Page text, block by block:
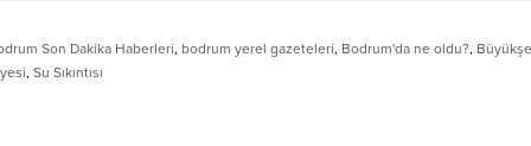
Son Dakika Haberleri, bodrum yerel gazeteleri, Bodrum'da ne oldu?,
, Su Sıkıntısı